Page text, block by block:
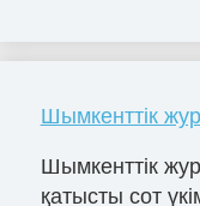
Шымкенттік
Шымкенттік
қатысты сот